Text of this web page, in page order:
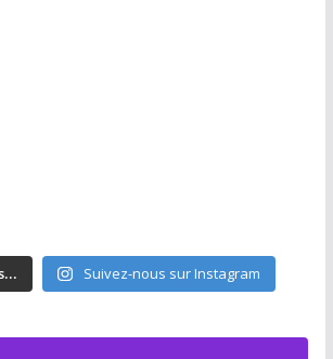
Suivez-nous sur Instagram